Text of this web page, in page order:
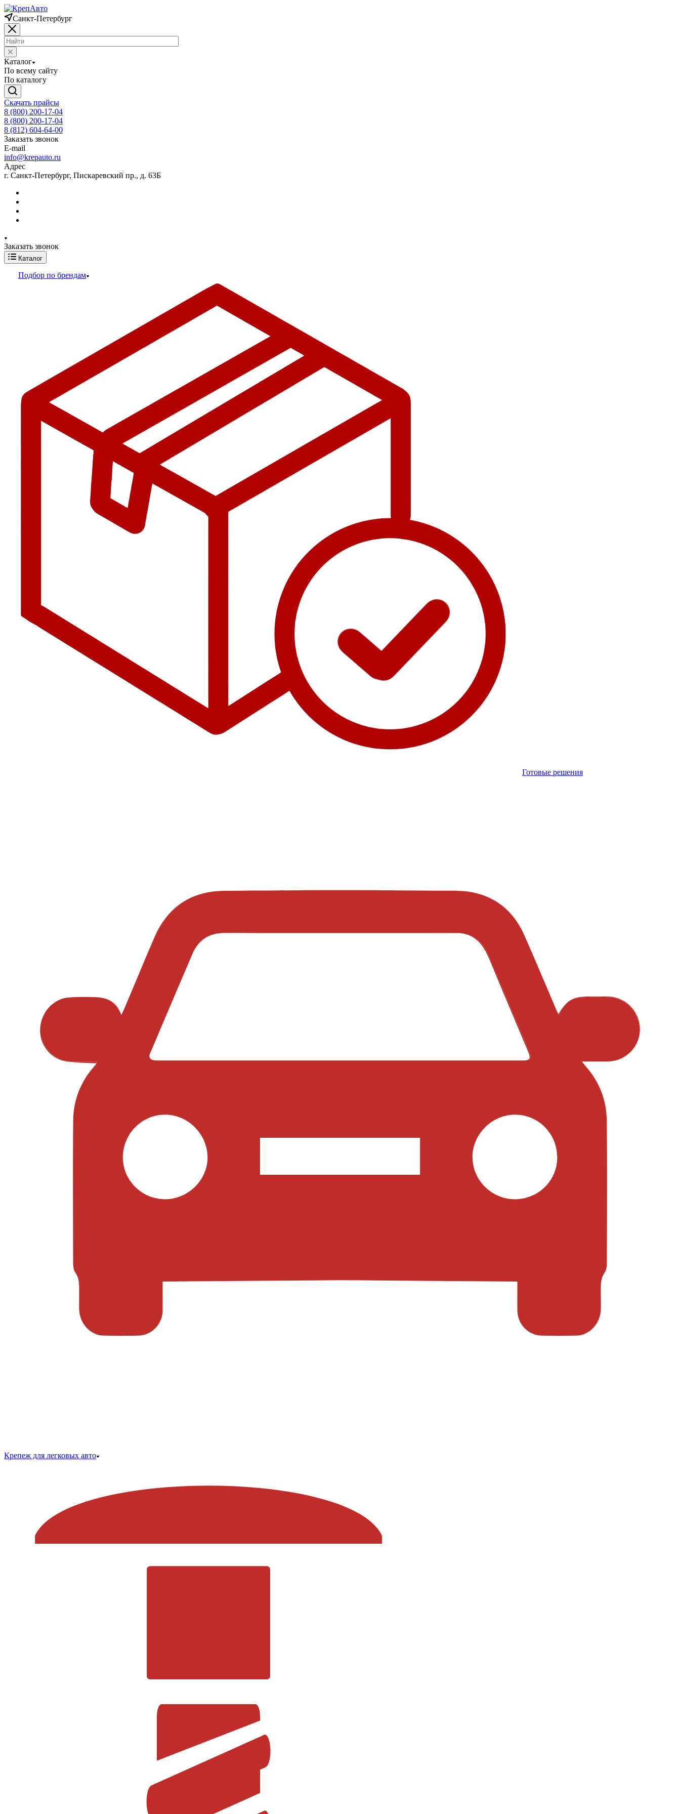
Санкт-Петербург
Каталог
По всему сайту
По каталогу
Скачать прайсы
8 (800) 200-17-04
8 (800) 200-17-04
8 (812) 604-64-00
Заказать звонок
E-mail
info@krepauto.ru
Адрес
г. Санкт-Петербург, Пискаревский пр., д. 63Б
Заказать звонок
Каталог
Подбор по брендам
Готовые решения
Крепеж для легковых авто